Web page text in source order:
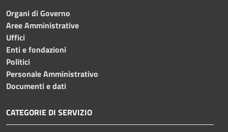
Organi di Governo
Aree Amministrative
Uffici
Enti e fondazioni
Politici
Personale Amministrativo
Documenti e dati
CATEGORIE DI SERVIZIO